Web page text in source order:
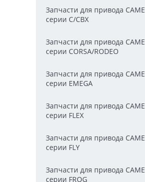
Запчасти для привода CAME
серии C/СВХ
Запчасти для привода CAME
серии CORSA/RODEO
Запчасти для привода CAME
серии EMEGA
Запчасти для привода CAME
серии FLEX
Запчасти для привода CAME
серии FLY
Запчасти для привода CAME
серии FROG